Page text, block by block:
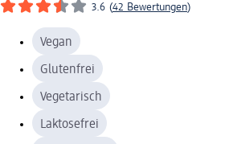
3.6 (42 Bewertungen)
Vegan
Glutenfrei
Vegetarisch
Laktosefrei